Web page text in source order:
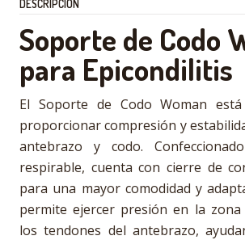
DESCRIPCIÓN
Soporte de Codo
para Epicondilitis
El Soporte de Codo Woman
proporcionar compresión y
antebrazo y codo.
respirable, cuenta con cierre de
para una mayor comodidad y
permite ejercer presión en la zona
los tendones del antebrazo,